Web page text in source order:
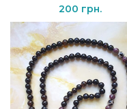
200 грн.